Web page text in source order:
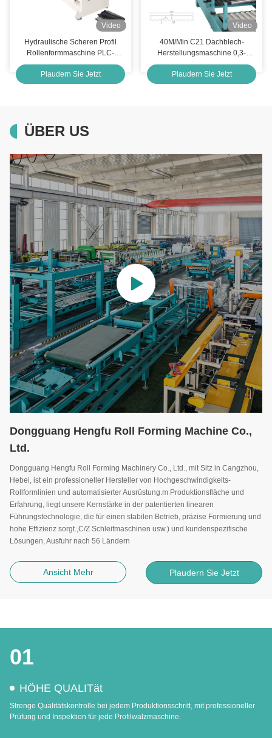
Video
Hydraulische Scheren Profil
Rollenformmaschine PLC-
gesteuert M-förmig
Plaudern Sie Jetzt
Video
40M/Min C21 Dachblech-
Herstellungsmaschine 0,3-
0,8mm Materialstärke SPS-
Steuerungssystem
Plaudern Sie Jetzt
ÜBER US
Dongguang Hengfu Roll Forming Machine Co.,
Ltd.
Dongguang Hengfu Roll Forming Machinery Co., Ltd., mit Sitz in Cangzhou,
Hebei, ist ein professioneller Hersteller von Hochgeschwindigkeits-
Rollformlinien und automatisierter Ausrüstung.m Produktionsfläche und
Erfahrung, liegt unsere Kernstärke in der patentierten linearen
Führungstechnologie, die für einen stabilen Betrieb, präzise Formierung und
hohe Effizienz sorgt.,C/Z Schleifmaschinen usw.) und kundenspezifische
Lösungen, Ausfuhr nach 56 Ländern
Ansicht Mehr Plaudern Sie Jetzt
01
HÖHE QUALITät
Strenge Qualitätskontrolle bei jedem Produktionsschritt, mit professioneller
Prüfung und Inspektion für jede Profilwalzmaschine.